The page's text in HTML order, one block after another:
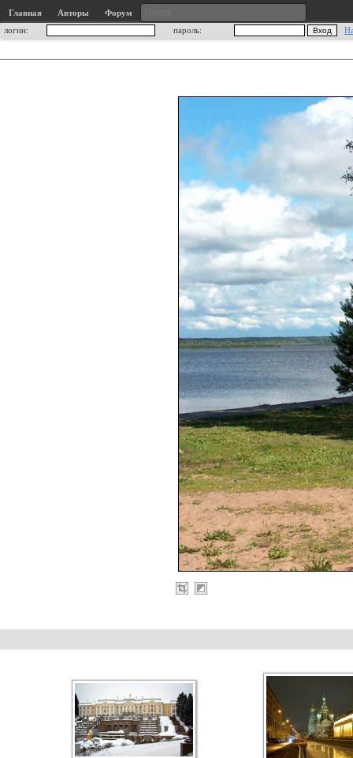
Главная Авторы
Форум
логин:
пароль: